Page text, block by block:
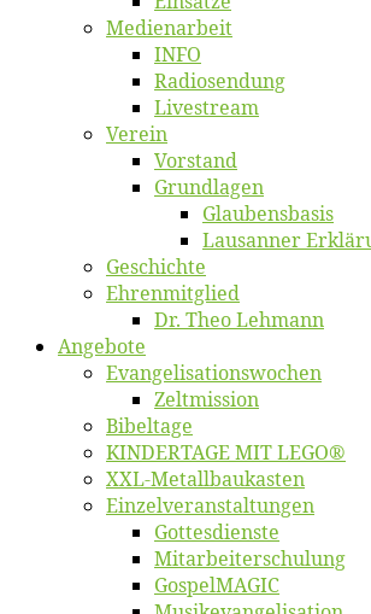
Me­di­en­ar­beit
INFO
Ra­dio­sen­dung
Live­stream
Ver­ein
Vor­stand
Grund­la­gen
Glaubens­ba­sis
Lausan­ner
Ge­schich­te
Eh­ren­mit­glied
Dr. Theo Lehmann
An­ge­bo­te
Evangelisa­tions­wo­chen
Zelt­mis­si­on
Bi­bel­ta­ge
KINDERTAGE MIT LEGO®
XXL-Me­­tal­l­­bau­­kas­­ten
Einzelver­an­stal­tungen
Got­tes­diens­te
Mitarbeiter­schulung
Gos­pel­MA­GIC